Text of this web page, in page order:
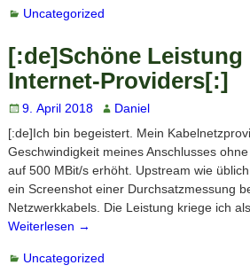
Uncategorized
[:de]Schöne Leistung
Internet-Providers[:]
9. April 2018
Daniel
[:de]Ich bin begeistert. Mein
Geschwindigkeit meines Anschlusses
auf 500 MBit/s erhöht. Upstream wie
ein Screenshot einer Durchsatzmessung
Netzwerkkabels. Die Leistung kriege ich
Weiterlesen →
Uncategorized